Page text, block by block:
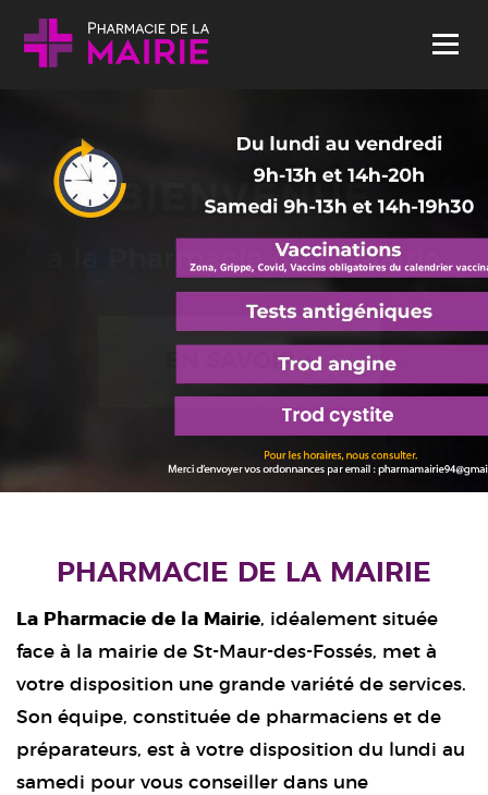
Skip to content
Menu
BIENVENUE
à la Pharmacie de la Mairie
EN SAVOIR +
PHARMACIE DE LA MAIRIE
La Pharmacie de la Mairie, idéalement située
face à la mairie de St-Maur-des-Fossés, met à
votre disposition une grande variété de services.
Son équipe, constituée de pharmaciens et de
préparateurs, est à votre disposition du lundi au
samedi pour vous conseiller dans une